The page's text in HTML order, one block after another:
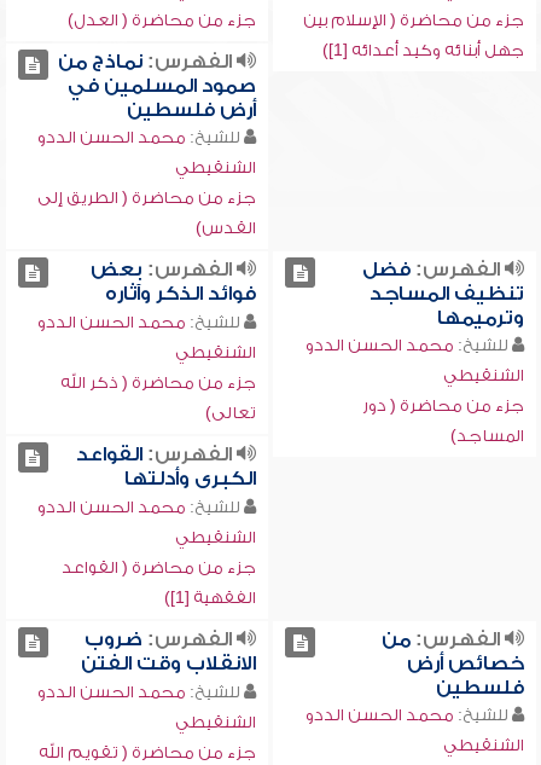
جزء من محاضرة ( الإسلام بين
جهل أبنائه وكيد أعدائه [1])
جزء من محاضرة ( العدل)
الفهرس:نماذج من
صمود المسلمين في
أرض فلسطين
للشيخ: محمد الحسن الددو
الشنقيطي
جزء من محاضرة ( الطريق إلى
القدس)
الفهرس:فضل
تنظيف المساجد
وترميمها
للشيخ: محمد الحسن الددو
الشنقيطي
جزء من محاضرة ( دور
المساجد)
الفهرس: بعض
فوائد الذكر وآثاره
للشيخ: محمد الحسن الددو
الشنقيطي
جزء من محاضرة ( ذكر الله
تعالى)
الفهرس:القواعد
الكبرى وأدلتها
للشيخ: محمد الحسن الددو
الشنقيطي
جزء من محاضرة ( القواعد
الفقهية [1])
الفهرس:من
خصائص أرض
فلسطين
للشيخ: محمد الحسن الددو
الشنقيطي
الفهرس: ضروب
الانقلاب وقت الفتن
للشيخ: محمد الحسن الددو
الشنقيطي
جزء من محاضرة ( تقويم الله